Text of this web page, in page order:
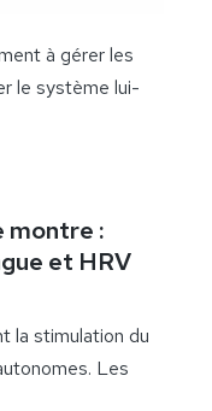
à gérer les
le système lui-
montre :
et HRV
la stimulation du
Les